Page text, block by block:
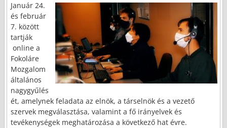
Január 24.
és február
7. között
tartják
online a
Fokoláre
Mozgalom
általános
nagygyűlés
ét, amelynek feladata az elnök, a társelnök és a vezető
szervek megválasztása, valamint a fő irányelvek és
tevékenységek meghatározása a következő hat évre.